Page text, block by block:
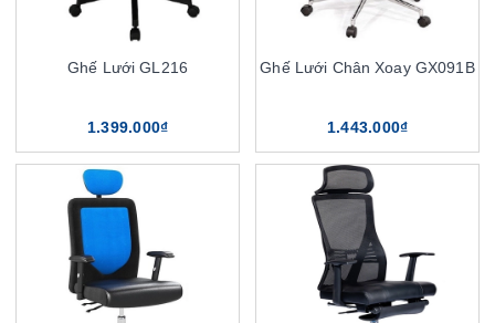
Ghế Lưới GL216
1.399.000₫
Ghế Lưới Chân Xoay GX091B
1.443.000₫